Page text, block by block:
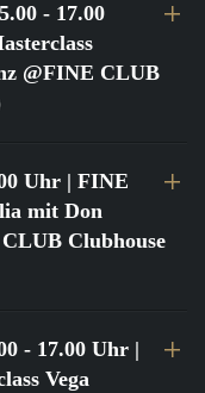
- 17.00
@FINE CLUB
Uhr | FINE
mit Don
Clubhouse
- 17.00 Uhr |
Vega